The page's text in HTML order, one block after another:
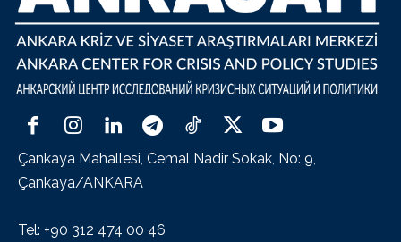
Çankaya Mahallesi, Cemal Nadir Sokak, No: 9,
Çankaya/ANKARA
Tel: +90 312 474 00 46